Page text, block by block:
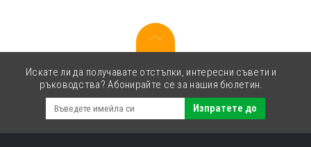
Искате ли да получавате отстъпки, интересни съвети и
ръководства? Абонирайте се за нашия бюлетин.
Изпратете до